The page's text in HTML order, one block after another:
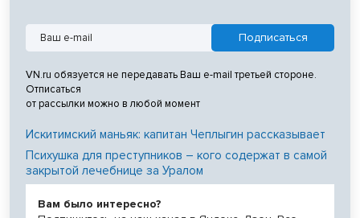
VN.ru обязуется не передавать Ваш e-mail третьей стороне.
Отписаться
от рассылки можно в любой момент
Искитимский маньяк: капитан Чеплыгин рассказывает
Психушка для преступников – кого содержат в самой
закрытой лечебнице за Уралом
Вам было интересно?